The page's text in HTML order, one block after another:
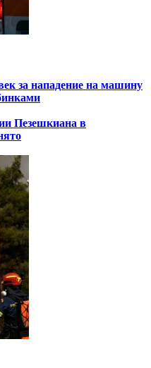
за нападение на машину
Пезешкиана в